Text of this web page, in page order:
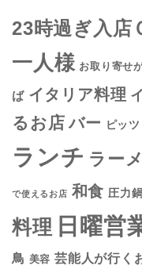
23時過ぎ入店
一人様 お取り寄せ
ば イタリア料理
るお店 バー ピッツ
ランチ ラー
で使えるお店 和食 圧力鍋
料理 日曜営
鳥 美容 芸能人が行く